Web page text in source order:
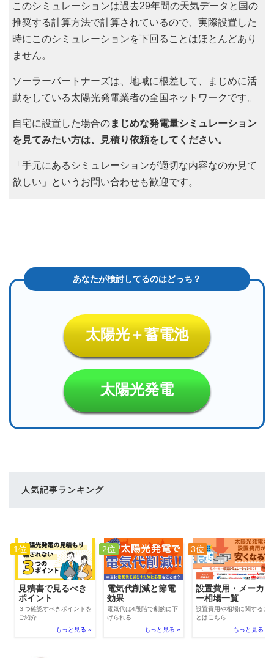
このシミュレーションは過去29年間の天気データと国の
推奨する計算方法で計算されているので、実際設置した
時にこのシミュレーションを下回ることはほとんどあり
ません。
ソーラーパートナーズは、地域に根差して、まじめに活
動をしている太陽光発電業者の全国ネットワークです。
自宅に設置した場合のまじめな発電量シミュレーション
を見てみたい方は、見積り依頼をしてください。
「手元にあるシミュレーションが適切な内容なのか見て
欲しい」というお問い合わせも歓迎です。
太陽光＋蓄電池
太陽光発電
人気記事ランキング
1位
見積書で見るべき
ポイント
３つ確認すべきポイントを
ご紹介
もっと見る »
2位
電気代削減と節電
効果
電気代は4段階で劇的に下
げられる
もっと見る »
3位
設置費用・メーカ
ー相場一覧
設置費用や相場に関するこ
とはこちら
もっと見る »